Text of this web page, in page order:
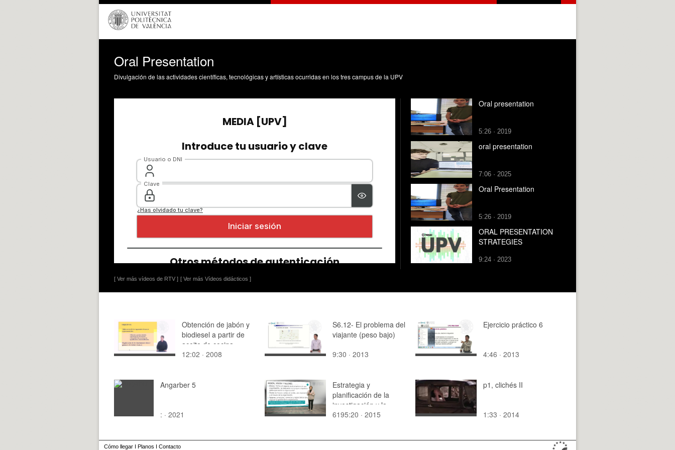
Oral Presentation
Divulgación de las actividades científicas, tecnológicas y artísticas ocurridas en los tres campus de la UPV
[ Ver más vídeos de RTV ] [ Ver más Vídeos didácticos ]
Oral presentation
5:26 · 2019
oral presentation
7:06 · 2025
Oral Presentation
5:26 · 2019
ORAL PRESENTATION
STRATEGIES
9:24 · 2023
Obtención de jabón y
biodiesel a partir de
aceite de cocina
usado
12:02 · 2008
S6.12- El problema del
viajante (peso bajo)
9:30 · 2013
Ejercicio práctico 6
4:46 · 2013
Angarber 5
: · 2021
Estrategia y
planificación de la
investigación y la
cooperación con el
6195:20 · 2015
p1, clichés II
1:33 · 2014
Cómo llegar I Planos I Contacto